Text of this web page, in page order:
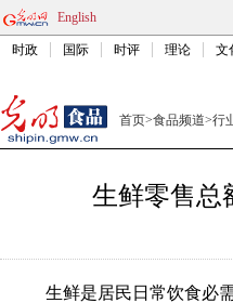
English
时政 国际 时评 理论 文
首页>食品频道>行
生鲜零售总
生鲜是居民日常饮食必需